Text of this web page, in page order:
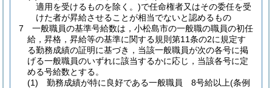
適用を受けるものを除く。)で任命権者又はその委任を受
けた者が昇給させることが相当でないと認めるもの
7
一般職員の基準号給数は，小松島市の一般職の職員の初任
給，昇格，昇給等の基準に関する規則第11条の2に規定す
る勤務成績の証明に基づき，当該一般職員が次の各号に掲
げる一般職員のいずれに該当するかに応じ，当該各号に定
める号給数とする。
(1)
勤務成績が特に良好である一般職員 8号給以上(条例